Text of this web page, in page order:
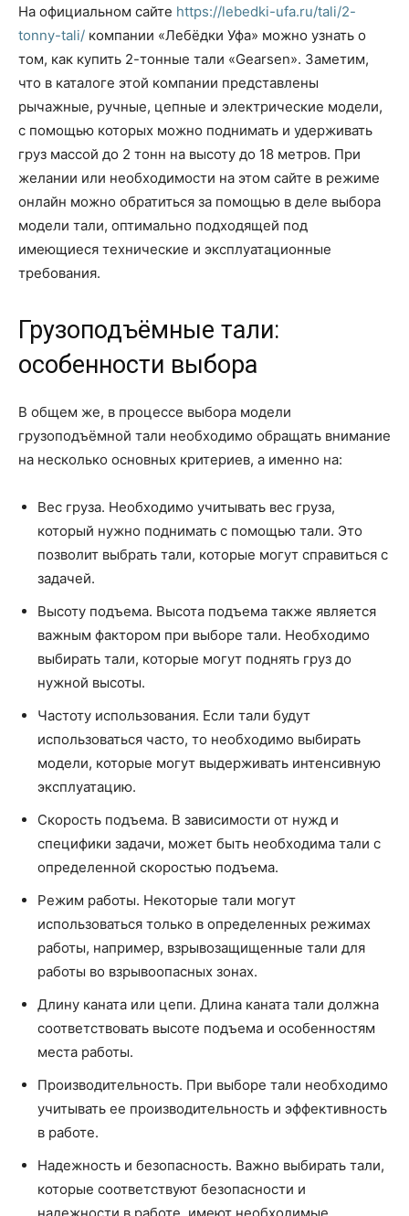
На официальном сайте https://lebedki-ufa.ru/tali/2-
tonny-tali/ компании «Лебёдки Уфа» можно узнать о
том, как купить 2-тонные тали «Gearsen». Заметим,
что в каталоге этой компании представлены
рычажные, ручные, цепные и электрические модели,
с помощью которых можно поднимать и удерживать
груз массой до 2 тонн на высоту до 18 метров. При
желании или необходимости на этом сайте в режиме
онлайн можно обратиться за помощью в деле выбора
модели тали, оптимально подходящей под
имеющиеся технические и эксплуатационные
требования.
Грузоподъёмные тали:
особенности выбора
В общем же, в процессе выбора модели
грузоподъёмной тали необходимо обращать внимание
на несколько основных критериев, а именно на:
Вес груза. Необходимо учитывать вес груза,
который нужно поднимать с помощью тали. Это
позволит выбрать тали, которые могут справиться с
задачей.
Высоту подъема. Высота подъема также является
важным фактором при выборе тали. Необходимо
выбирать тали, которые могут поднять груз до
нужной высоты.
Частоту использования. Если тали будут
использоваться часто, то необходимо выбирать
модели, которые могут выдерживать интенсивную
эксплуатацию.
Скорость подъема. В зависимости от нужд и
специфики задачи, может быть необходима тали с
определенной скоростью подъема.
Режим работы. Некоторые тали могут
использоваться только в определенных режимах
работы, например, взрывозащищенные тали для
работы во взрывоопасных зонах.
Длину каната или цепи. Длина каната тали должна
соответствовать высоте подъема и особенностям
места работы.
Производительность. При выборе тали необходимо
учитывать ее производительность и эффективность
в работе.
Надежность и безопасность. Важно выбирать тали,
которые соответствуют безопасности и